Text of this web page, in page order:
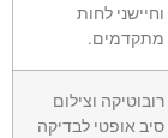
וחיישני לחות
מתקדמים.
רובוטיקה וצילום
סיב אופטי לבדיקה